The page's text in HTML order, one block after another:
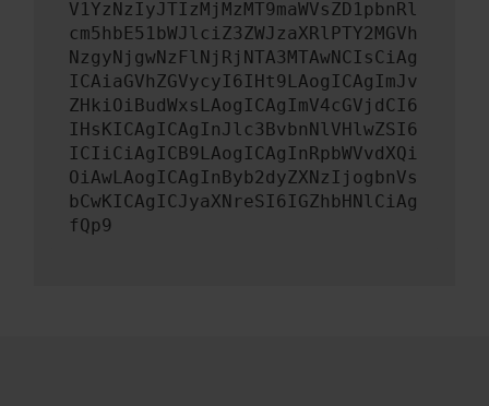
V1YzNzIyJTIzMjMzMT9maWVsZD1pbnRl
cm5hbE51bWJlciZ3ZWJzaXRlPTY2MGVh
NzgyNjgwNzFlNjRjNTA3MTAwNCIsCiAg
ICAiaGVhZGVycyI6IHt9LAogICAgImJv
ZHkiOiBudWxsLAogICAgImV4cGVjdCI6
IHsKICAgICAgInJlc3BvbnNlVHlwZSI6
ICIiCiAgICB9LAogICAgInRpbWVvdXQi
OiAwLAogICAgInByb2dyZXNzIjogbnVs
bCwKICAgICJyaXNreSI6IGZhbHNlCiAg
fQp9